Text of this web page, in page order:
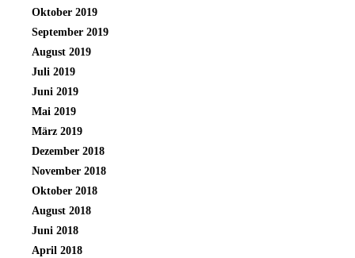
Oktober 2019
September 2019
August 2019
Juli 2019
Juni 2019
Mai 2019
März 2019
Dezember 2018
November 2018
Oktober 2018
August 2018
Juni 2018
April 2018